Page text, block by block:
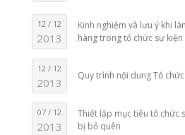
12 / 12
2013
Kinh nghiệm và lưu ý khi
hàng trong tổ chức sự kiện
12 / 12
2013 Quy trình nội dung Tổ
07 / 12
2013
Thiết lập mục tiêu tổ chức
bị bỏ quên